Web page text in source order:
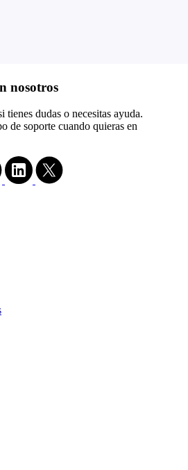
nosotros
tienes dudas o necesitas ayuda.
de soporte cuando quieras en